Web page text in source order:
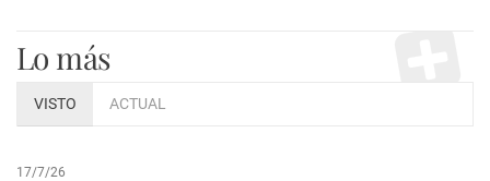
Lo más
VISTO ACTUAL
17/7/26